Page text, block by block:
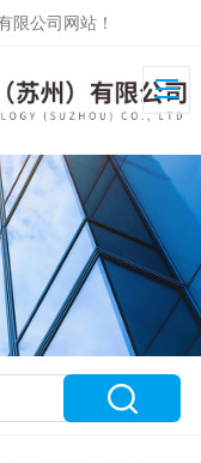
限公司网站！